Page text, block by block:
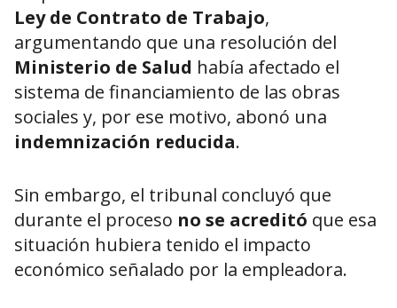
Ley de Contrato de Trabajo,
argumentando que una resolución del
Ministerio de Salud había afectado el
sistema de financiamiento de las obras
sociales y, por ese motivo, abonó una
indemnización reducida.
Sin embargo, el tribunal concluyó que
durante el proceso no se acreditó que esa
situación hubiera tenido el impacto
económico señalado por la empleadora.